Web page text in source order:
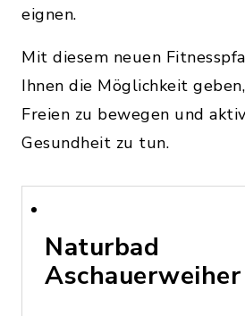
eignen.
Mit diesem neuen
Ihnen die Möglichkeit
Freien zu bewegen und
Gesundheit zu tun.
Naturbad
Aschauerweiher